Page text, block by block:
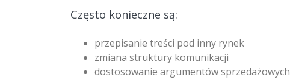
Często konieczne są:
przepisanie treści pod inny rynek
zmiana struktury komunikacji
dostosowanie argumentów sprzedażowych